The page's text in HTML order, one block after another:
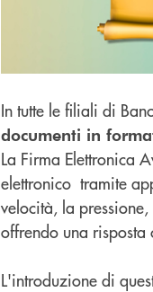
In tutte le filiali di
documenti in
La Firma Elettronica
elettronico tramite
velocità, la
offrendo una
L'introduzione di